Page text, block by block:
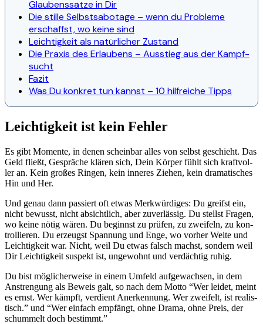
Glau­bens­sät­ze in Dir
Die stil­le Selbst­sa­bo­ta­ge – wenn du Pro­ble­me
erschaffst, wo kei­ne sind
Leich­tig­keit als natür­li­cher Zustand
Die Pra­xis des Erlau­bens – Aus­stieg aus der Kampf­
sucht
Fazit
Was Du kon­kret tun kannst – 10 hilf­rei­che Tipps
Leichtigkeit ist kein Fehler
Es gibt Momen­te, in denen schein­bar alles von selbst geschieht. Das
Geld fließt, Gesprä­che klä­ren sich, Dein Kör­per fühlt sich kraft­vol­
ler an. Kein gro­ßes Rin­gen, kein inne­res Zie­hen, kein dra­ma­ti­sches
Hin und Her.
Und genau dann pas­siert oft etwas Merk­wür­di­ges: Du greifst ein,
nicht bewusst, nicht absicht­lich, aber zuver­läs­sig. Du stellst Fra­gen,
wo kei­ne nötig wären. Du beginnst zu prü­fen, zu zwei­feln, zu kon­
trol­lie­ren. Du erzeugst Span­nung und Enge, wo vor­her Wei­te und
Leich­tig­keit war. Nicht, weil Du etwas falsch machst, son­dern weil
Dir Leich­tig­keit suspekt ist, unge­wohnt und ver­däch­tig ruhig.
Du bist mög­li­cher­wei­se in einem Umfeld auf­ge­wach­sen, in dem
Anstren­gung als Beweis galt, so nach dem Mot­to “Wer lei­det, meint
es ernst. Wer kämpft, ver­dient Aner­ken­nung. Wer zwei­felt, ist rea­lis­
tisch.” und “Wer ein­fach emp­fängt, ohne Dra­ma, ohne Preis, der
schum­melt doch bestimmt.”